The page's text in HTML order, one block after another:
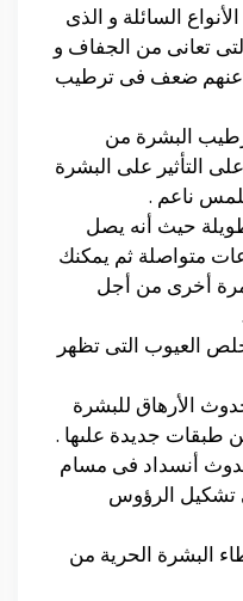
السائلة و الذى
تعانى من الجفاف و
عنهم ضعف فى ترطيب
البشرة من
التأثير على البشرة
ناعم .
طويلة حيث أنه يصل
متواصلة ثم يمكنك
أخرى من أجل
العيوب التى تظهر
الأرهاق للبشرة
طبقات جديدة علىها .
حدوث أنسداد فى مسام
تشكيل الرؤوس
البشرة الحرية من